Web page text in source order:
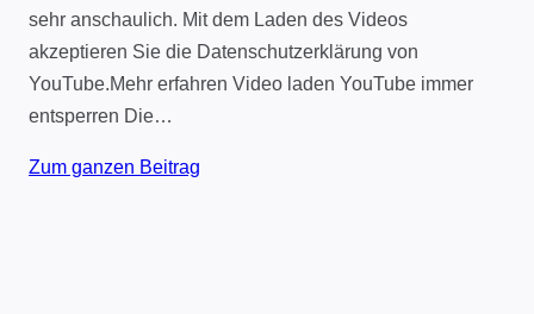
sehr anschaulich. Mit dem Laden des Videos
akzeptieren Sie die Datenschutzerklärung von
YouTube.Mehr erfahren Video laden YouTube immer
entsperren Die…
Zum ganzen Beitrag